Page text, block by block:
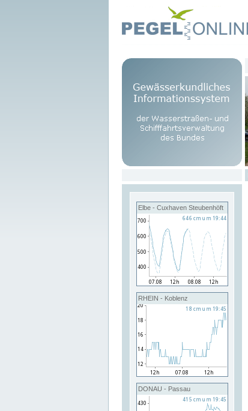
Elbe - Cuxhaven Steubenhöft
RHEIN - Koblenz
DONAU - Passau